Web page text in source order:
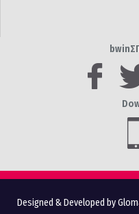
Designed & Developed by